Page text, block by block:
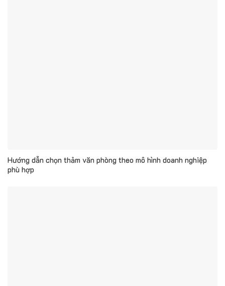
Hướng dẫn chọn thảm văn phòng theo mô hình doanh nghiệp
phù hợp